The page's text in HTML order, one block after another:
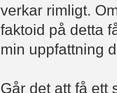
verkar rimligt.
faktoid på detta
min uppfattning
Går det att få ett